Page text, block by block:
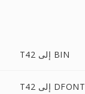
T42 إلى BIN
T42 إلى DFONT